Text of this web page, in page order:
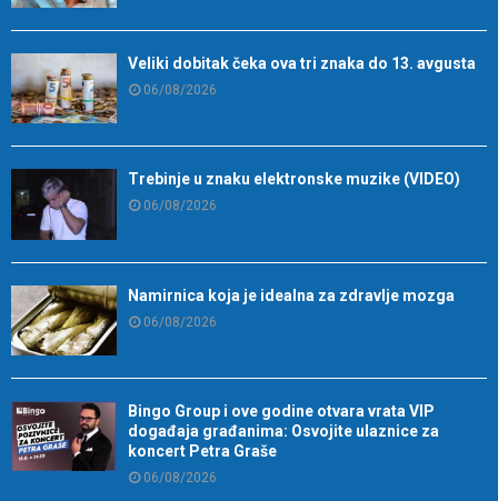
Veliki dobitak čeka ova tri znaka do 13. avgusta
06/08/2026
Trebinje u znaku elektronske muzike (VIDEO)
06/08/2026
Namirnica koja je idealna za zdravlje mozga
06/08/2026
Bingo Group i ove godine otvara vrata VIP
događaja građanima: Osvojite ulaznice za
koncert Petra Graše
06/08/2026